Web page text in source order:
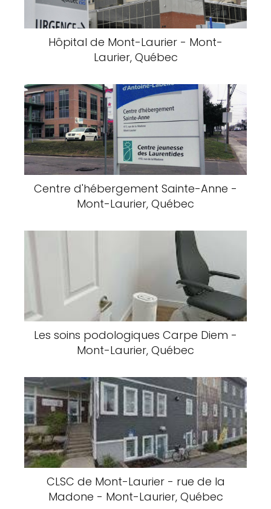
Hôpital de Mont-Laurier - Mont-
Laurier, Québec
Centre d'hébergement Sainte-Anne -
Mont-Laurier, Québec
Les soins podologiques Carpe Diem -
Mont-Laurier, Québec
CLSC de Mont-Laurier - rue de la
Madone - Mont-Laurier, Québec